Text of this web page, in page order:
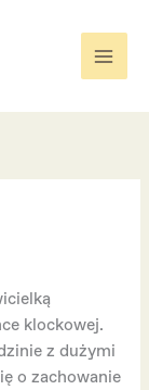
klockowej.
z dużymi
o zachowanie